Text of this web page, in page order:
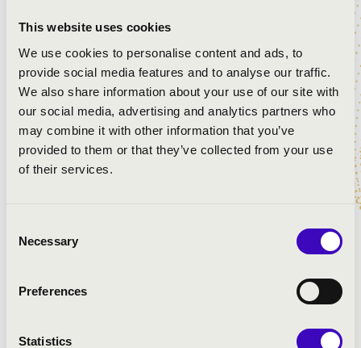
This website uses cookies
We use cookies to personalise content and ads, to
provide social media features and to analyse our traffic.
We also share information about your use of our site with
our social media, advertising and analytics partners who
may combine it with other information that you’ve
provided to them or that they’ve collected from your use
of their services.
Selection
Necessary
Preferences
Statistics
Mónica Lopes Tomas da Silva Portugáliában született
Államokban folytatta tanulmányait. Az Appalachian
State University zongoraművész szakán diplomázott
Visszatért Portugáliába, és több konzervatóriumban
kezdett zongorát tanítani, miközben a franciaországi
Maestro Jean-Sébastien Béreau vezetésével.